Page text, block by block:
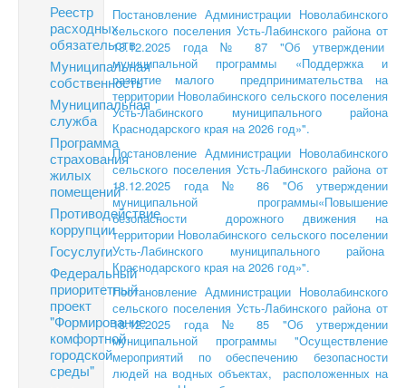
Реестр
расходных
обязательств
Муниципальная
собственность
Муниципальная
служба
Программа
страхования
жилых
помещений
Противодействие
коррупции
Госуслуги
Федеральный
приоритетный
проект
"Формирование
комфортной
городской
среды"
Постановление Администрации Новолабинского
сельского поселения Усть-Лабинского района от
18.12.2025 года № 87 "Об утверждении
муниципальной программы «Поддержка и
развитие малого предпринимательства на
территории Новолабинского сельского поселения
Усть-Лабинского муниципального района
Краснодарского края на 2026 год»".
Постановление Администрации Новолабинского
сельского поселения Усть-Лабинского района от
18.12.2025 года № 86 "Об утверждении
муниципальной программы«Повышение
безопасности дорожного движения на
территории Новолабинского сельского поселении
Усть-Лабинского муниципального района
Краснодарского края на 2026 год»".
Постановление Администрации Новолабинского
сельского поселения Усть-Лабинского района от
18.12.2025 года № 85 "Об утверждении
муниципальной программы "Осуществление
мероприятий по обеспечению безопасности
людей на водных объектах, расположенных на